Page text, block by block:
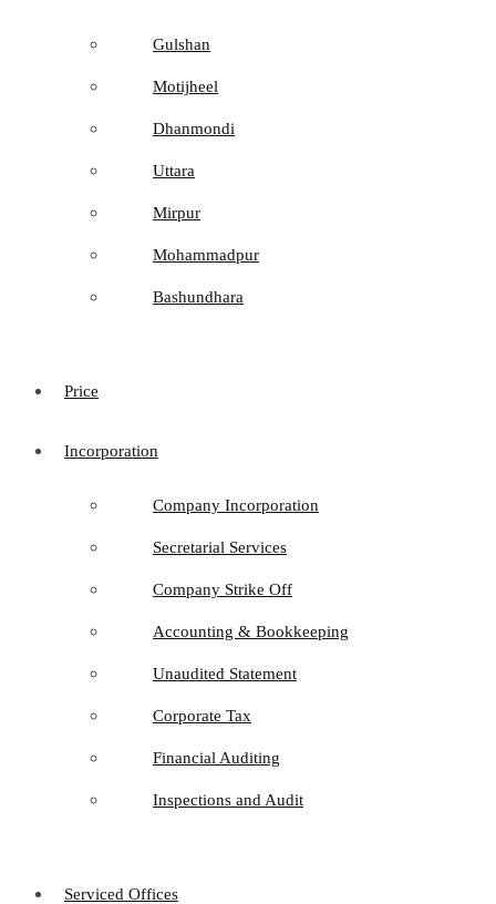
Gulshan
Motijheel
Dhanmondi
Uttara
Mirpur
Mohammadpur
Bashundhara
Price
Incorporation
Company Incorporation
Secretarial Services
Company Strike Off
Accounting & Bookkeeping
Unaudited Statement
Corporate Tax
Financial Auditing
Inspections and Audit
Serviced Offices